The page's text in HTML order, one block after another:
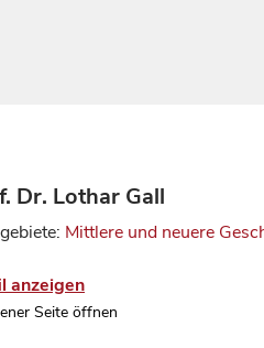
Dr. Lothar Gall
Mittlere und neuere
anzeigen
Seite öffnen